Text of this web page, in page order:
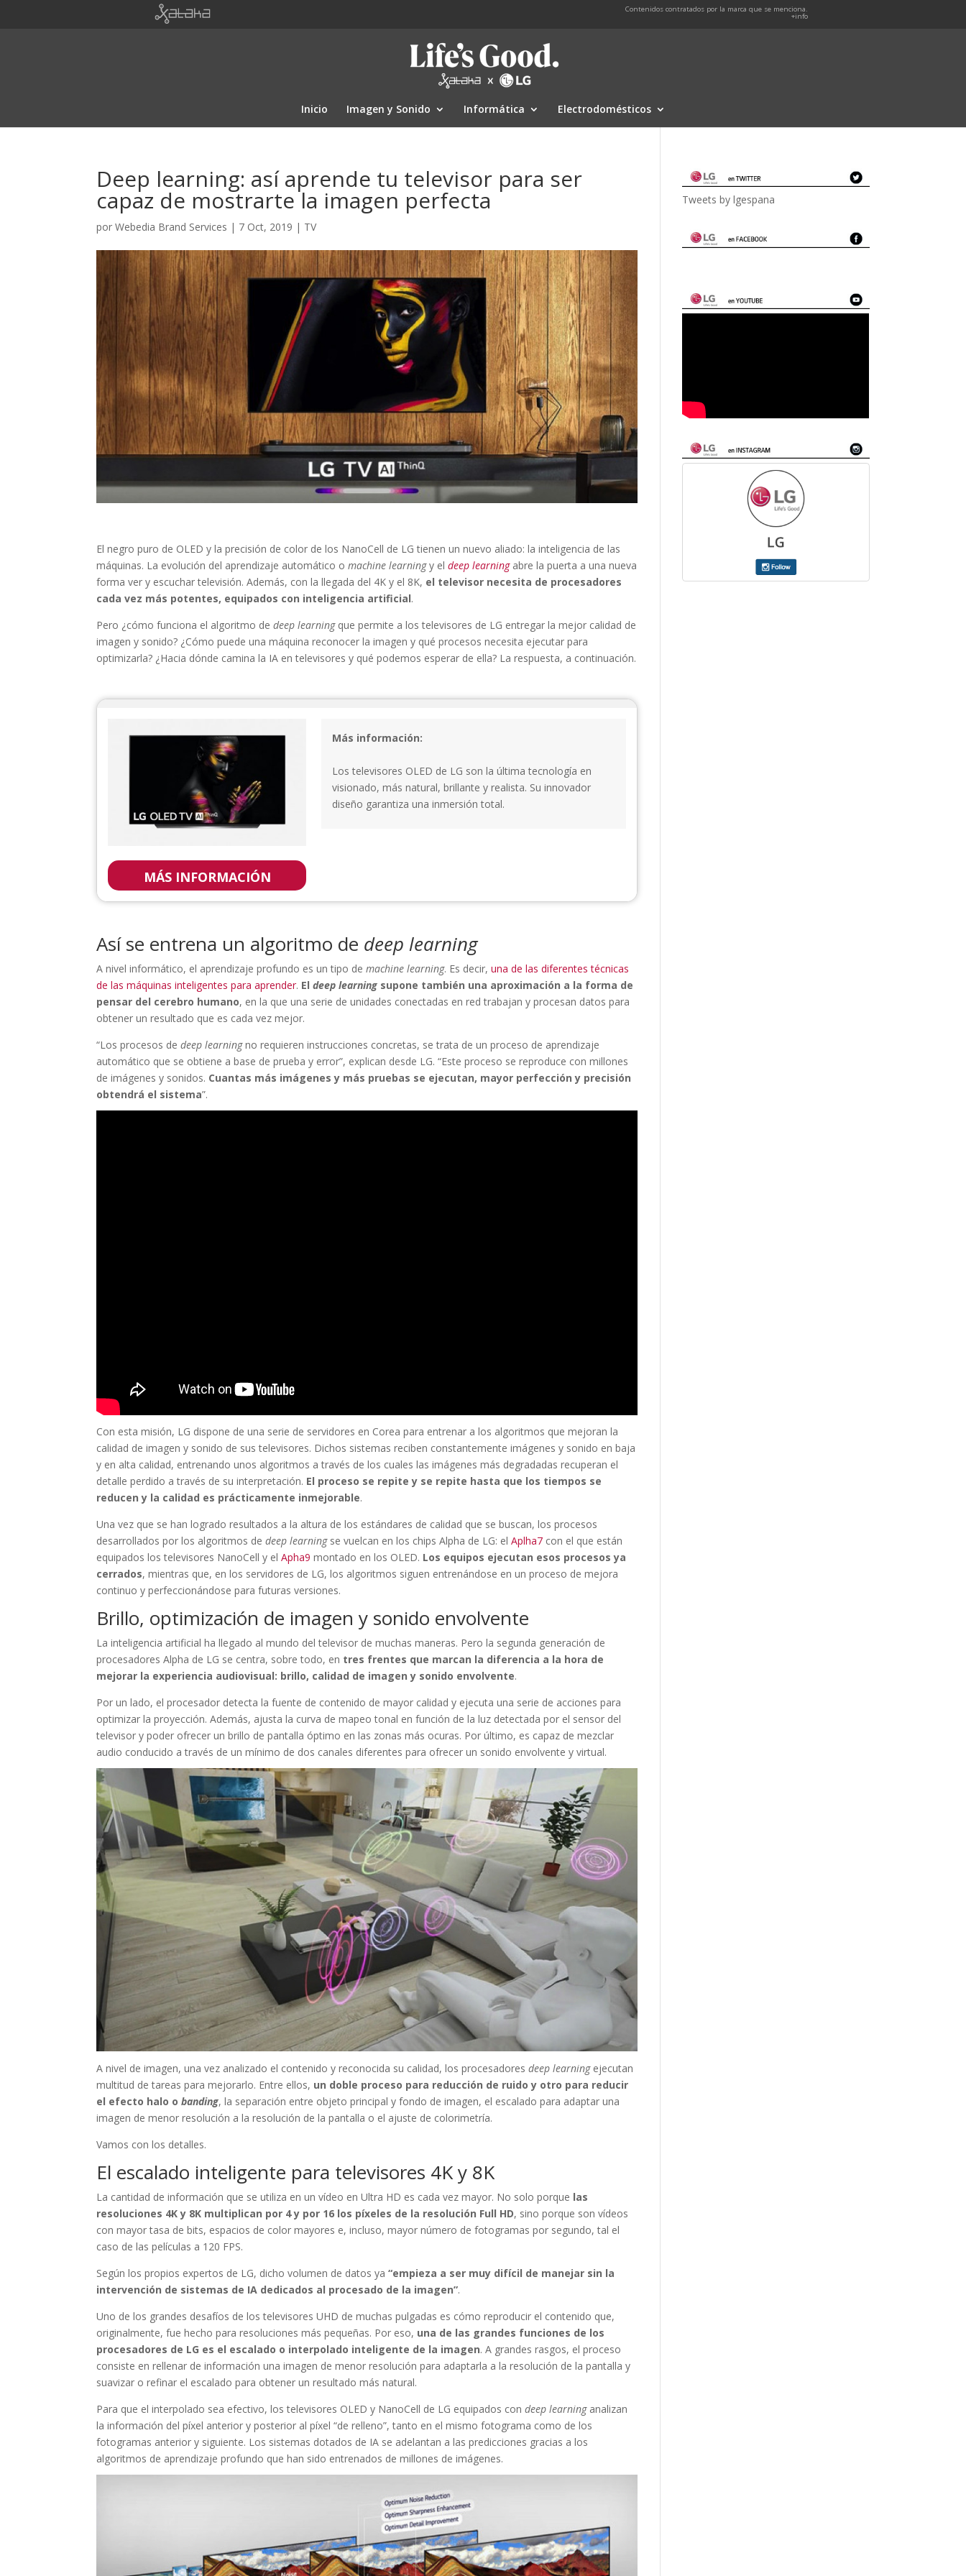
Contenidos contratados por la marca que se menciona.
+info
Inicio Imagen y Sonido Informática Electrodomésticos
Deep learning: así aprende tu televisor para ser
capaz de mostrarte la imagen perfecta
porWebedia Brand Services | 7 Oct, 2019 | TV
El negro puro de OLED y la precisión de color de los NanoCell de LG tienen un nuevo aliado: la inteligencia de las
máquinas. La evolución del aprendizaje automático omachine learningy eldeep learningabre la puerta a una nueva
forma ver y escuchar televisión. Además, con la llegada del 4K y el 8K, el televisor necesita de procesadores
cada vez más potentes, equipados con inteligencia artificial.
Pero ¿cómo funciona el algoritmo dedeep learningque permite a los televisores de LG entregar la mejor calidad de
imagen y sonido? ¿Cómo puede una máquina reconocer la imagen y qué procesos necesita ejecutar para
optimizarla? ¿Hacia dónde camina la IA en televisores y qué podemos esperar de ella? La respuesta, a continuación.
LG OLED TV
MÁS INFORMACIÓN
Más información:
Los televisores OLED de LG son la última tecnología en
visionado, más natural, brillante y realista. Su innovador
diseño garantiza una inmersión total.
Así se entrena un algoritmo de deep learning
A nivel informático, el aprendizaje profundo es un tipo demachine learning. Es decir,una de las diferentes técnicas
de las máquinas inteligentes para aprender. Eldeep learning supone también una aproximación a la forma de
pensar del cerebro humano, en la que una serie de unidades conectadas en red trabajan y procesan datos para
obtener un resultado que es cada vez mejor.
“Los procesos dedeep learningno requieren instrucciones concretas, se trata de un proceso de aprendizaje
automático que se obtiene a base de prueba y error”, explican desde LG. “Este proceso se reproduce con millones
de imágenes y sonidos. Cuantas más imágenes y más pruebas se ejecutan, mayor perfección y precisión
obtendrá el sistema”.
Con esta misión, LG dispone de una serie de servidores en Corea para entrenar a los algoritmos que mejoran la
calidad de imagen y sonido de sus televisores. Dichos sistemas reciben constantemente imágenes y sonido en baja
y en alta calidad, entrenando unos algoritmos a través de los cuales las imágenes más degradadas recuperan el
detalle perdido a través de su interpretación. El proceso se repite y se repite hasta que los tiempos se
reducen y la calidad es prácticamente inmejorable.
Una vez que se han logrado resultados a la altura de los estándares de calidad que se buscan, los procesos
desarrollados por los algoritmos dedeep learningse vuelcan en los chips Alpha de LG: elAplha7 con el que están
equipados los televisores NanoCell y elApha9 montado en los OLED. Los equipos ejecutan esos procesos ya
cerrados, mientras que, en los servidores de LG, los algoritmos siguen entrenándose en un proceso de mejora
continuo y perfeccionándose para futuras versiones.
Brillo, optimización de imagen y sonido envolvente
La inteligencia artificial ha llegado al mundo del televisor de muchas maneras. Pero la segunda generación de
procesadores Alpha de LG se centra, sobre todo, en tres frentes que marcan la diferencia a la hora de
mejorar la experiencia audiovisual: brillo, calidad de imagen y sonido envolvente.
Por un lado, el procesador detecta la fuente de contenido de mayor calidad y ejecuta una serie de acciones para
optimizar la proyección. Además, ajusta la curva de mapeo tonal en función de la luz detectada por el sensor del
televisor y poder ofrecer un brillo de pantalla óptimo en las zonas más ocuras. Por último, es capaz de mezclar
audio conducido a través de un mínimo de dos canales diferentes para ofrecer un sonido envolvente y virtual.
A nivel de imagen, una vez analizado el contenido y reconocida su calidad, los procesadoresdeep learningejecutan
multitud de tareas para mejorarlo. Entre ellos, un doble proceso para reducción de ruido y otro para reducir
el efecto halo obanding, la separación entre objeto principal y fondo de imagen, el escalado para adaptar una
imagen de menor resolución a la resolución de la pantalla o el ajuste de colorimetría.
Vamos con los detalles.
El escalado inteligente para televisores 4K y 8K
La cantidad de información que se utiliza en un vídeo en Ultra HD es cada vez mayor. No solo porque las
resoluciones 4K y 8K multiplican por 4 y por 16 los píxeles de la resolución Full HD, sino porque son vídeos
con mayor tasa de bits, espacios de color mayores e, incluso, mayor número de fotogramas por segundo, tal el
caso de las películas a 120 FPS.
Según los propios expertos de LG, dicho volumen de datos ya“empieza a ser muy difícil de manejar sin la
intervención de sistemas de IA dedicados al procesado de la imagen”.
Uno de los grandes desafíos de los televisores UHD de muchas pulgadas es cómo reproducir el contenido que,
originalmente, fue hecho para resoluciones más pequeñas. Por eso, una de las grandes funciones de los
procesadores de LG es el escalado o interpolado inteligente de la imagen. A grandes rasgos, el proceso
consiste en rellenar de información una imagen de menor resolución para adaptarla a la resolución de la pantalla y
suavizar o refinar el escalado para obtener un resultado más natural.
Para que el interpolado sea efectivo, los televisores OLED y NanoCell de LG equipados condeep learninganalizan
la información del píxel anterior y posterior al píxel “de relleno”, tanto en el mismo fotograma como de los
fotogramas anterior y siguiente. Los sistemas dotados de IA se adelantan a las predicciones gracias a los
algoritmos de aprendizaje profundo que han sido entrenados de millones de imágenes.
Tweets by lgespana